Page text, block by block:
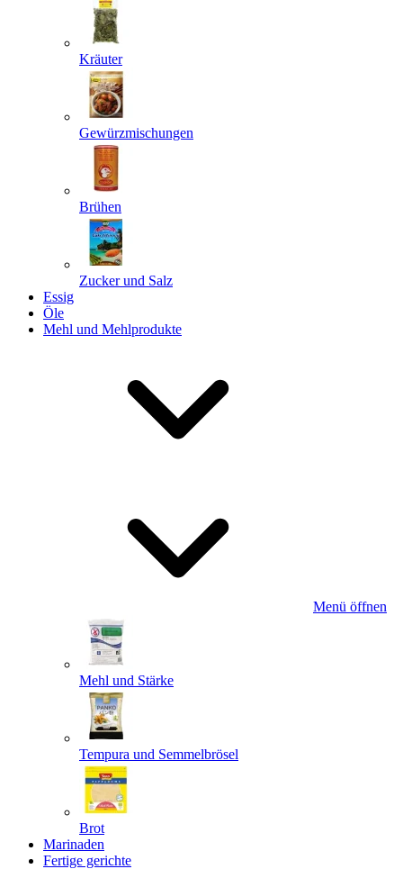
Kräuter
Gewürzmischungen
Brühen
Zucker und Salz
Essig
Öle
Mehl und Mehlprodukte
Menü öffnen
Mehl und Stärke
Tempura und Semmelbrösel
Brot
Marinaden
Fertige gerichte